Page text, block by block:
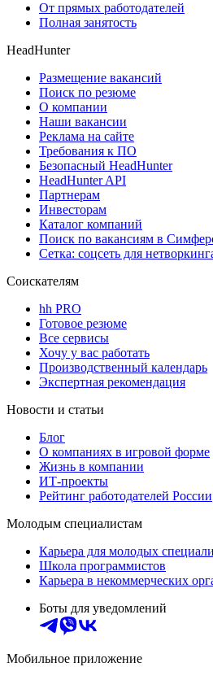
От прямых работодателей
Полная занятость
HeadHunter
Размещение вакансий
Поиск по резюме
О компании
Наши вакансии
Реклама на сайте
Требования к ПО
Безопасный HeadHunter
HeadHunter API
Партнерам
Инвесторам
Каталог компаний
Поиск по вакансиям в
Сетка: соцсеть для
Соискателям
hh PRO
Готовое резюме
Все сервисы
Хочу у вас работать
Производственный календарь
Экспертная рекомендация
Новости и статьи
Блог
О компаниях в игровой форме
Жизнь в компании
ИТ-проекты
Рейтинг работодателей России
Молодым специалистам
Карьера для молодых
Школа программистов
Карьера в некоммерческих
Боты для уведомлений
Мобильное приложение